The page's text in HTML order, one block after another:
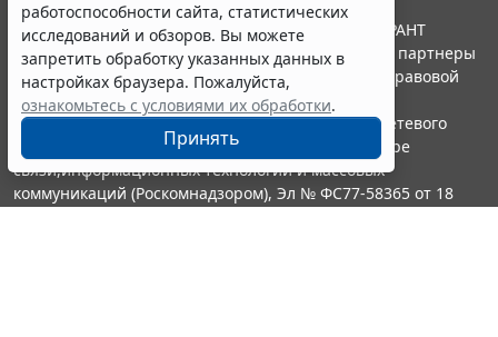
работоспособности сайта, статистических
исследований и обзоров. Вы можете
запретить обработку указанных данных в
настройках браузера. Пожалуйста,
ознакомьтесь с условиями их обработки.
Принять
© ООО "НПП "ГАРАНТ-СЕРВИС", 2026. Система ГАРАНТ
выпускается с 1990 года. Компания "Гарант" и ее партнеры
являются участниками Российской ассоциации правовой
информации ГАРАНТ.
Портал ГАРАНТ.РУ зарегистрирован в качестве сетевого
издания Федеральной службой по надзору в сфере
связи,информационных технологий и массовых
коммуникаций (Роскомнадзором), Эл № ФС77-58365 от 18